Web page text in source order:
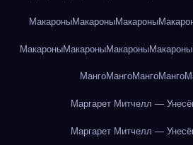
МакароныМакароныМакароны
МакароныМакароныМакароныМакароны
МангоМангоМангоМанго
Маргарет Митчелл —
Маргарет Митчелл —